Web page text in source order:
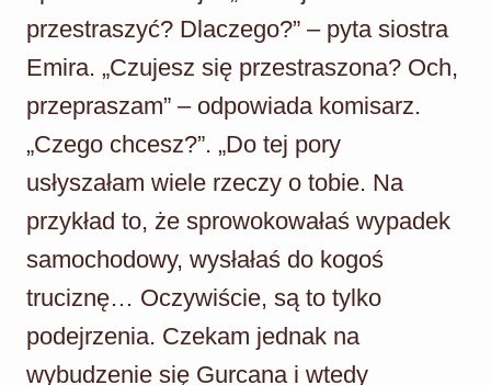
przestraszyć? Dlaczego?” – pyta siostra
Emira. „Czujesz się przestraszona? Och,
przepraszam” – odpowiada komisarz.
„Czego chcesz?”. „Do tej pory
usłyszałam wiele rzeczy o tobie. Na
przykład to, że sprowokowałaś wypadek
samochodowy, wysłałaś do kogoś
truciznę… Oczywiście, są to tylko
podejrzenia. Czekam jednak na
wybudzenie się Gurcana i wtedy